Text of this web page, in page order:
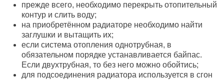
прежде всего, необходимо перекрыть отопительный
контур и слить воду;
на приобретённом радиаторе необходимо найти
заглушки и вытащить их;
если система отопления однотрубная, в
обязательном порядке устанавливается байпас.
Если двухтрубная, то без него можно обойтись;
для подсоединения радиатора используется в сгон